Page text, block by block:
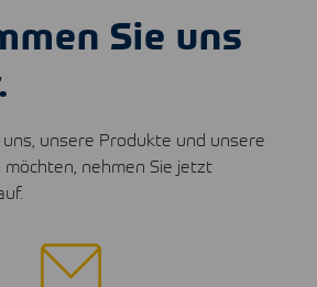
Sie uns
unsere Produkte und unsere
nehmen Sie jetzt